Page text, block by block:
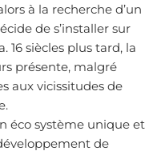
à la recherche d’un
de s’installer sur
16 siècles plus tard, la
présente, malgré
aux vicissitudes de
éco système unique et
de